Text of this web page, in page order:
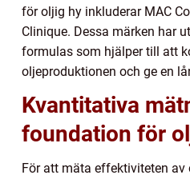
för oljig hy inkluderar MAC
Clinique. Dessa märken har
formulas som hjälper till att
oljeproduktionen och ge en
Kvantitativa
foundation för
För att mäta effektiviteten